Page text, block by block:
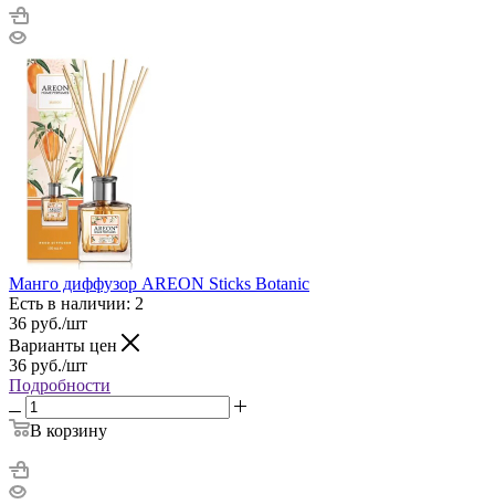
Манго диффузор AREON Sticks Botanic
Есть в наличии: 2
36 руб./шт
Варианты цен
36 руб./шт
Подробности
В корзину